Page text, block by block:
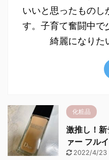
いいと思ったものし
す。子育て奮闘中で
綺麗になりた
化粧品
激推し！
ァー フル
2022/4/23